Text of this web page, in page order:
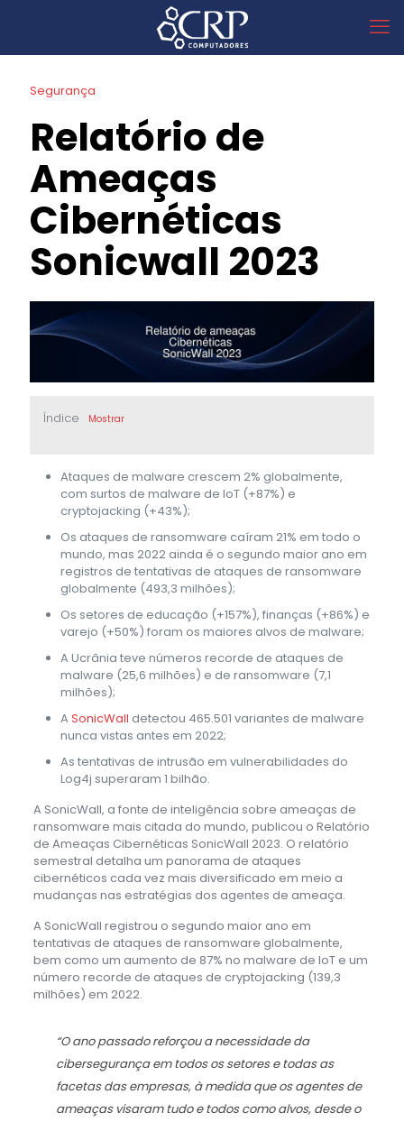
Segurança
Relatório de
Ameaças
Cibernéticas
Sonicwall 2023
Índice Mostrar
Ataques de malware crescem 2% globalmente,
com surtos de malware de IoT (+87%) e
cryptojacking (+43%);
Os ataques de ransomware caíram 21% em todo o
mundo, mas 2022 ainda é o segundo maior ano em
registros de tentativas de ataques de ransomware
globalmente (493,3 milhões);
Os setores de educação (+157%), finanças (+86%) e
varejo (+50%) foram os maiores alvos de malware;
A Ucrânia teve números recorde de ataques de
malware (25,6 milhões) e de ransomware (7,1
milhões);
A SonicWall detectou 465.501 variantes de malware
nunca vistas antes em 2022;
As tentativas de intrusão em vulnerabilidades do
Log4j superaram 1 bilhão.
A SonicWall, a fonte de inteligência sobre ameaças de
ransomware mais citada do mundo, publicou o Relatório
de Ameaças Cibernéticas SonicWall 2023. O relatório
semestral detalha um panorama de ataques
cibernéticos cada vez mais diversificado em meio a
mudanças nas estratégias dos agentes de ameaça.
A SonicWall registrou o segundo maior ano em
tentativas de ataques de ransomware globalmente,
bem como um aumento de 87% no malware de IoT e um
número recorde de ataques de cryptojacking (139,3
milhões) em 2022.
“O ano passado reforçou a necessidade da
cibersegurança em todos os setores e todas as
facetas das empresas, à medida que os agentes de
ameaças visaram tudo e todos como alvos, desde o